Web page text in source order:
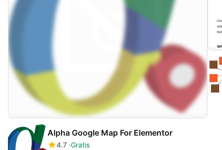
Alpha Google Map For Elementor
4.7 Gratis